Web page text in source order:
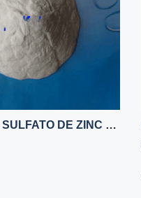
POLVO DE SULFATO DE ZINC MONOHIDRATADO DE CALIDAD PARA PIENSOS 35%